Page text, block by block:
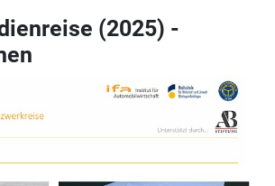
(2025) -